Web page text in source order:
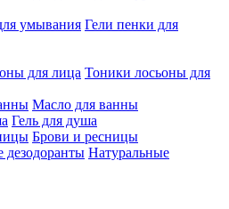
Гели пенки для
Тоники лосьоны для
Масло для ванны
Гель для душа
Брови и ресницы
Натуральные